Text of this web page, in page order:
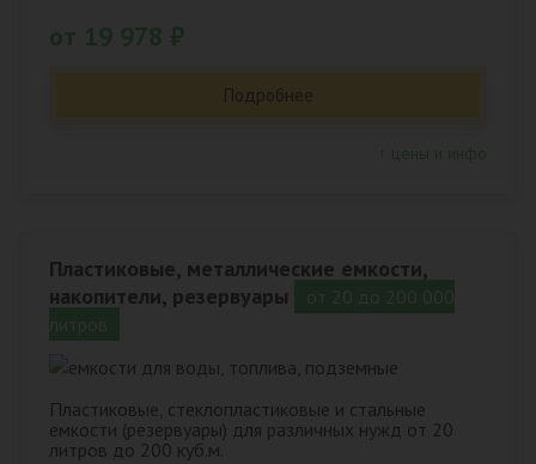
Подробнее
Пластиковые, металлические емкости,
накопители, резервуары
Пластиковые, стеклопластиковые и стальные
емкости (резервуары) для различных нужд от 20
литров до 200 куб.м.